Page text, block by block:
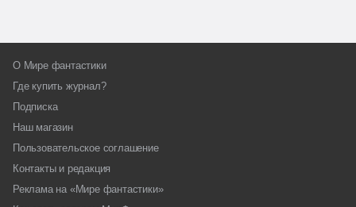
О Мире фантастики
Где купить журнал?
Подписка
Наш магазин
Пользовательское соглашение
Контакты и редакция
Реклама на «Мире фантастики»